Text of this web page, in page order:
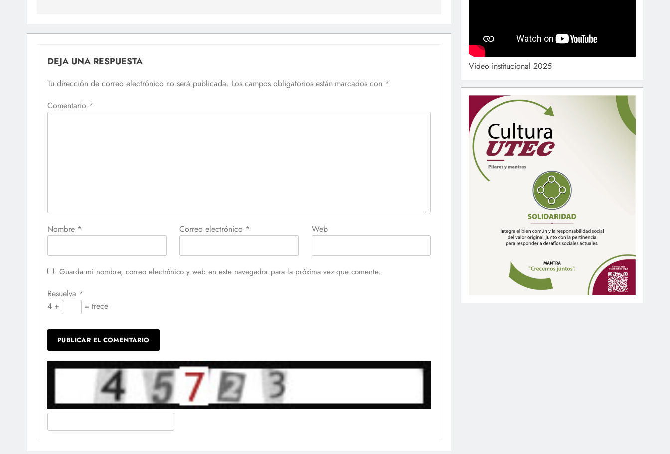
DEJA UNA RESPUESTA
Tu dirección de correo electrónico no será publicada. Los campos obligatorios están marcados con *
Comentario *
Nombre * Correo electrónico * Web
Guarda mi nombre, correo electrónico y web en este navegador para la próxima vez que comente.
Resuelva *
4 +
= trece
Video institucional 2025